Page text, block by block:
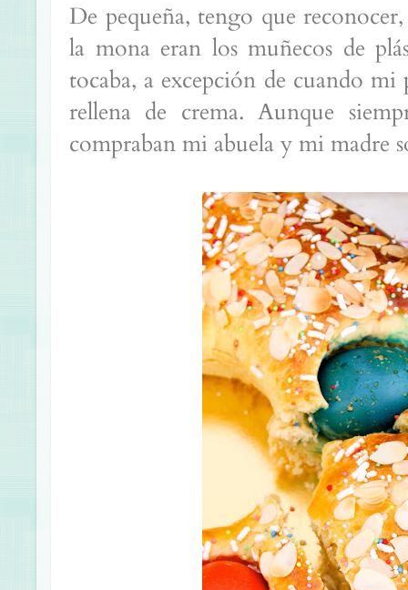
De pequeña, tengo que
la mona eran los muñecos de
tocaba, a excepción de cuando
rellena de crema. Aunque
compraban mi abuela y mi madre